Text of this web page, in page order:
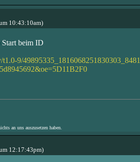
10:43:10am)
Start beim ID
9/
an uns auszusetzen haben.
12:17:43pm)